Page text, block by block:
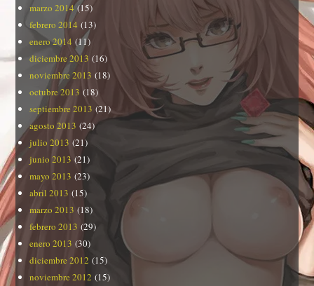
marzo 2014(15)
febrero 2014 (13)
enero 2014 (11)
diciembre 2013 (16)
noviembre 2013 (18)
octubre 2013 (18)
septiembre 2013 (21)
agosto 2013 (24)
julio 2013 (21)
junio 2013 (21)
mayo 2013 (23)
abril 2013 (15)
marzo 2013 (18)
febrero 2013 (29)
enero 2013 (30)
diciembre 2012 (15)
noviembre 2012 (15)